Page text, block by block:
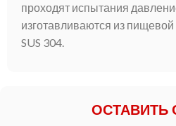
проходят испытания
изготавливаются из
SUS 304.
ОСТАВИТЬ